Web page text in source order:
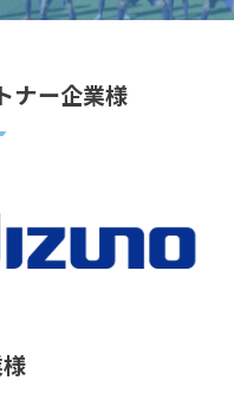
ナー企業様